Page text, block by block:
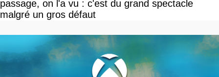
passage, on l'a vu : c'est du grand spectacle
malgré un gros défaut